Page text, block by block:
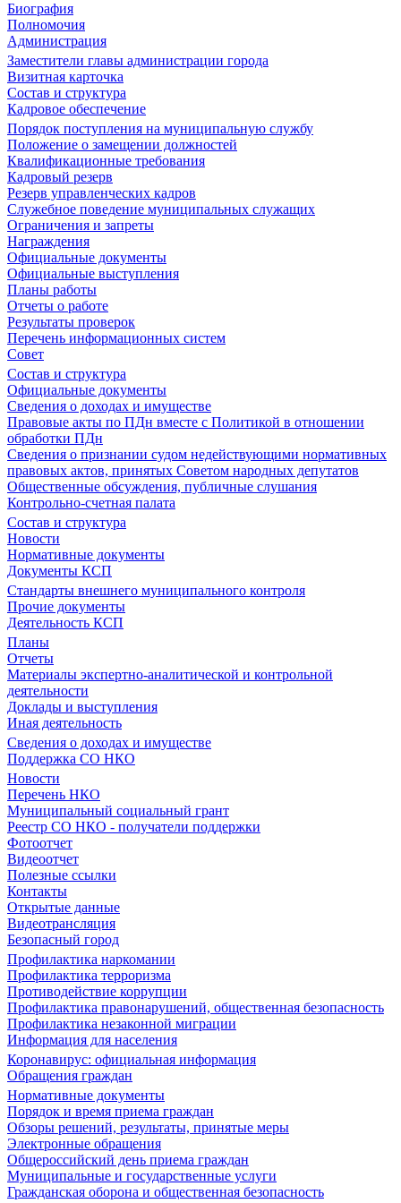
Биография
Полномочия
Администрация
Заместители главы администрации города
Визитная карточка
Состав и структура
Кадровое обеспечение
Порядок поступления на муниципальную службу
Положение о замещении должностей
Квалификационные требования
Кадровый резерв
Резерв управленческих кадров
Служебное поведение муниципальных служащих
Ограничения и запреты
Награждения
Официальные документы
Официальные выступления
Планы работы
Отчеты о работе
Результаты проверок
Перечень информационных систем
Совет
Состав и структура
Официальные документы
Сведения о доходах и имуществе
Правовые акты по ПДн вместе с Политикой в отношении
обработки ПДн
Сведения о признании судом недействующими нормативных
правовых актов, принятых Советом народных депутатов
Общественные обсуждения, публичные слушания
Контрольно-счетная палата
Состав и структура
Новости
Нормативные документы
Документы КСП
Стандарты внешнего муниципального контроля
Прочие документы
Деятельность КСП
Планы
Отчеты
Материалы экспертно-аналитической и контрольной
деятельности
Доклады и выступления
Иная деятельность
Сведения о доходах и имуществе
Поддержка СО НКО
Новости
Перечень НКО
Муниципальный социальный грант
Реестр СО НКО - получатели поддержки
Фотоотчет
Видеоотчет
Полезные ссылки
Контакты
Открытые данные
Видеотрансляция
Безопасный город
Профилактика наркомании
Профилактика терроризма
Противодействие коррупции
Профилактика правонарушений, общественная безопасность
Профилактика незаконной миграции
Информация для населения
Коронавирус: официальная информация
Обращения граждан
Нормативные документы
Порядок и время приема граждан
Обзоры решений, результаты, принятые меры
Электронные обращения
Общероссийский день приема граждан
Муниципальные и государственные услуги
Гражданская оборона и общественная безопасность